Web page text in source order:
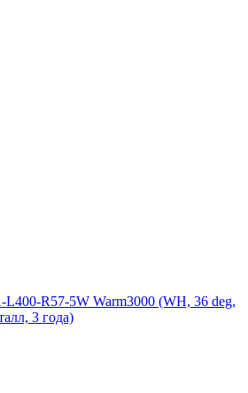
R57-5W Warm3000 (WH, 36 deg,
3 года)